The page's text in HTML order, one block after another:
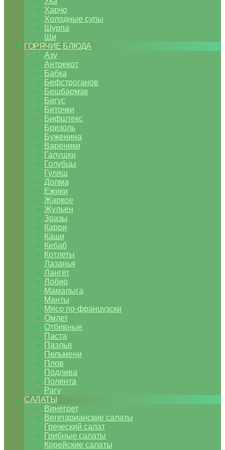
Харчо
Холодные супы
Шурпа
Щи
ГОРЯЧИЕ БЛЮДА
Азу
Антрекот
Бабка
Бефстроганов
Бешбармак
Бигус
Биточки
Бифштекс
Бризоль
Буженина
Вареники
Галушки
Голубцы
Гуляш
Долма
Ежики
Жаркое
Жульен
Зразы
Карри
Каши
Кебаб
Котлеты
Лазанья
Лангет
Лобио
Мамалыга
Манты
Мясо по-французски
Омлет
Отбивные
Паста
Паэлья
Пельмени
Плов
Подлива
Полента
Рагу
САЛАТЫ
Винегрет
Вегетарианские салаты
Греческий салат
Грибные салаты
Корейские салаты